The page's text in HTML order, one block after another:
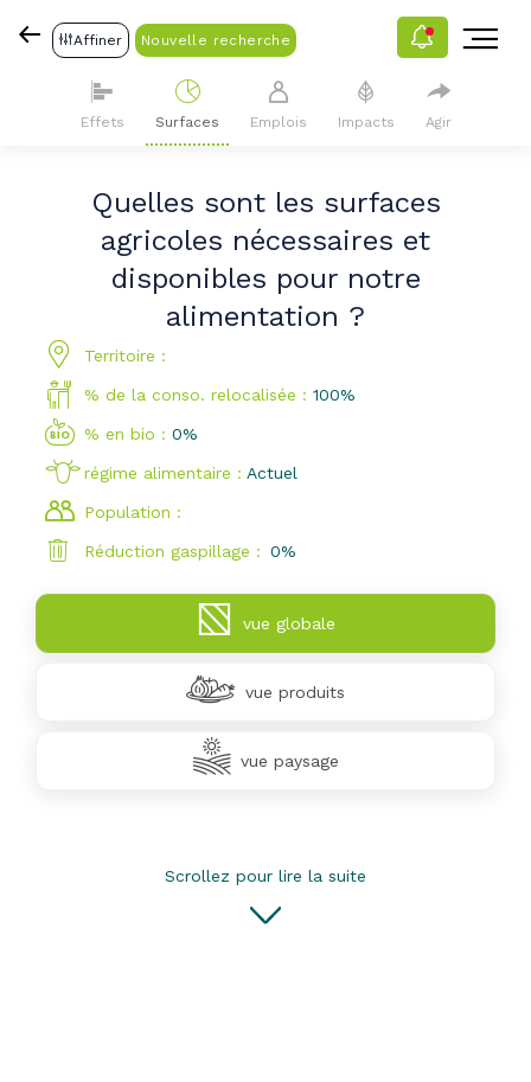
Affiner Nouvelle recherche
Effets Surfaces Emplois Impacts Agir
Quelles sont les surfaces
agricoles nécessaires et
disponibles pour notre
alimentation ?
Territoire :
% de la conso. relocalisée : 100%
% en bio : 0%
régime alimentaire : Actuel
Population :
Réduction gaspillage : 0%
vue globale
vue produits
vue paysage